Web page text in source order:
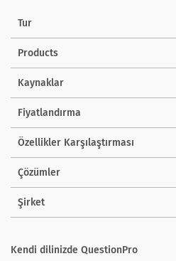
Tur
Products
Kaynaklar
Fiyatlandırma
Özellikler Karşılaştırması
Çözümler
Şirket
Kendi dilinizde QuestionPro